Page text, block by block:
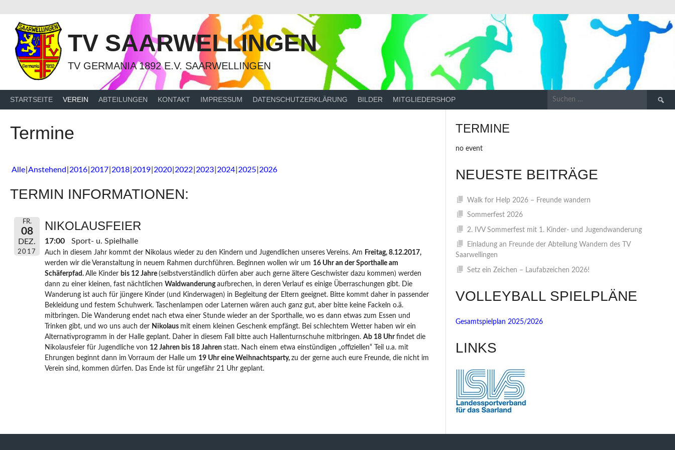
Inhalt
TV SAARWELLINGEN
TV GERMANIA 1892 E.V. SAARWELLINGEN
STARTSEITE VEREIN ABTEILUNGEN KONTAKT IMPRESSUM DATENSCHUTZERKLÄRUNG BILDER MITGLIEDERSHOP
Suchen
Termine
Alle Anstehend 2016 2017 2018 2019 2020 2022 2023 2024 2025 2026
TERMIN INFORMATIONEN:
FR.
08
DEZ.
2017
NIKOLAUSFEIER
17:00 Sport- u. Spielhalle
Auch in diesem Jahr kommt der Nikolaus wieder zu den Kindern und Jugendlichen unseres Vereins. Am Freitag, 8.12.2017,
werden wir die Veranstaltung in neuem Rahmen durchführen. Beginnen wollen wir um 16 Uhr an der Sporthalle am
Schäferpfad. Alle Kinder bis 12 Jahre (selbstverständlich dürfen aber auch gerne ältere Geschwister dazu kommen) werden
dann zu einer kleinen, fast nächtlichen Waldwanderungaufbrechen, in deren Verlauf es einige Überraschungen gibt. Die
Wanderung ist auch für jüngere Kinder (und Kinderwagen) in Begleitung der Eltern geeignet. Bitte kommt daher in passender
Bekleidung und festem Schuhwerk. Taschenlampen oder Laternen wären auch ganz gut, aber bitte keine Fackeln o.ä.
mitbringen. Die Wanderung endet nach etwa einer Stunde wieder an der Sporthalle, wo es dann etwas zum Essen und
Trinken gibt, und wo uns auch der Nikolaus mit einem kleinen Geschenk empfängt. Bei schlechtem Wetter haben wir ein
Alternativprogramm in der Halle geplant. Daher in diesem Fall bitte auch Hallenturnschuhe mitbringen. Ab 18 Uhrfindet die
Nikolausfeier für Jugendliche von 12 Jahren bis 18 Jahren statt. Nach einem etwa einstündigen „offiziellen“ Teil u.a. mit
Ehrungen beginnt dann im Vorraum der Halle um 19 Uhr eine Weihnachtsparty, zu der gerne auch eure Freunde, die nicht im
Verein sind, kommen dürfen. Das Ende ist für ungefähr 21 Uhr geplant.
TERMINE
no event
NEUESTE BEITRÄGE
Walk for Help 2026 – Freunde wandern
Sommerfest 2026
2. IVV Sommerfest mit 1. Kinder- und Jugendwanderung
Einladung an Freunde der Abteilung Wandern des TV
Saarwellingen
Setz ein Zeichen – Laufabzeichen 2026!
VOLLEYBALL SPIELPLÄNE
Gesamtspielplan 2025/2026
LINKS